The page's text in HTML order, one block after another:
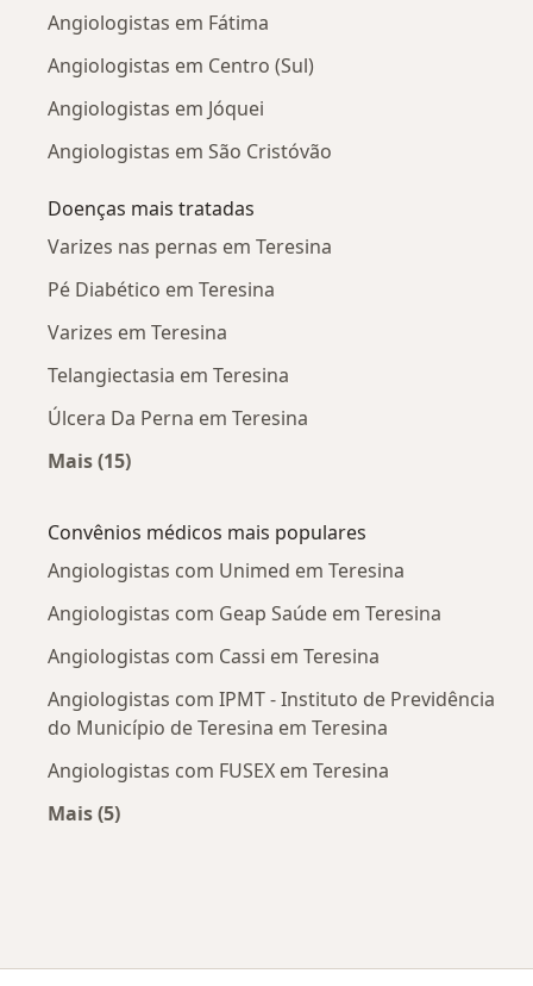
Angiologistas em Fátima
Angiologistas em Centro (Sul)
Angiologistas em Jóquei
Angiologistas em São Cristóvão
Doenças mais tratadas
Varizes nas pernas em Teresina
Pé Diabético em Teresina
Varizes em Teresina
Telangiectasia em Teresina
Úlcera Da Perna em Teresina
Mais (15)
Convênios médicos mais populares
Angiologistas com Unimed em Teresina
Angiologistas com Geap Saúde em Teresina
Angiologistas com Cassi em Teresina
Angiologistas com IPMT - Instituto de Previdência
do Município de Teresina em Teresina
Angiologistas com FUSEX em Teresina
Mais (5)